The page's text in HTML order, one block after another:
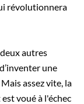
révolutionnera
deux autres
une
assez vite, la
voué à l'échec